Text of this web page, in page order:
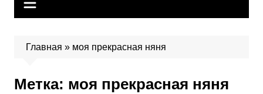
Главная » моя прекрасная няня
Метка: моя прекрасная няня